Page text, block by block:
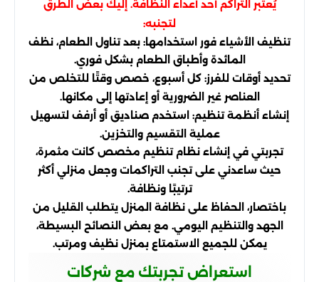
يُعتبر التراكم أحد أعداء النظافة. إليك بعض الطرق
لتجنبه:
تنظيف الأشياء فور استخدامها: بعد تناول الطعام، نظف
المائدة وأطباق الطعام بشكل فوري.
تحديد أوقات للفرز: كل أسبوع، خصص وقتًا للتخلص من
العناصر غير الضرورية أو إعادتها إلى مكانها.
إنشاء أنظمة تنظيم: استخدم صناديق أو أرفف لتسهيل
عملية التقسيم والتخزين.
تجربتي في إنشاء نظام تنظيم مخصص كانت مثمرة،
حيث ساعدني على تجنب التراكمات وجعل منزلي أكثر
ترتيبًا ونظافة.
باختصار، الحفاظ على نظافة المنزل يتطلب القليل من
الجهد والتنظيم اليومي. مع بعض النصائح البسيطة،
يمكن للجميع الاستمتاع بمنزل نظيف ومرتب.
استعراض تجربتك مع شركات